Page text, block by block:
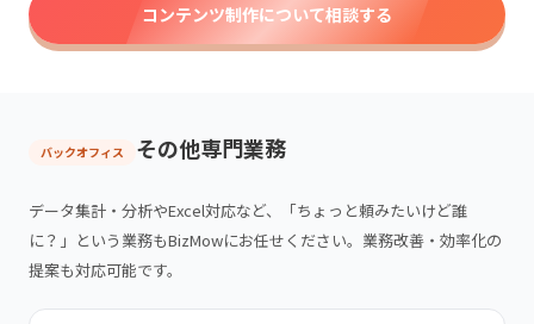
コンテンツ制作について相談する
バックオフィス その他専門業務
データ集計・分析やExcel対応など、「ちょっと頼みたいけど誰
に？」という業務もBizMowにお任せください。業務改善・効率化の
提案も対応可能です。